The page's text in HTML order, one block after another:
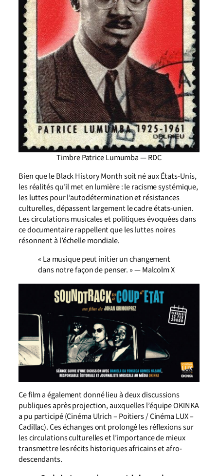
Timbre Patrice Lumumba — RDC
Bien que le Black History Month soit né aux États-Unis,
les réalités qu’il met en lumière : le racisme systémique,
les luttes pour l’autodétermination et résistances
culturelles, dépassent largement le cadre états-unien.
Les circulations musicales et politiques évoquées dans
ce documentaire rappellent que les luttes noires
résonnent à l’échelle mondiale.
« La musique peut initier un changement
dans notre façon de penser. » — Malcolm X
Ce film a également donné lieu à deux discussions
publiques après projection, auxquelles l’équipe OKINKA
a pu participé (Cinéma Ulrich – Poitiers / Cinéma LUX –
Cadillac). Ces échanges ont prolongé les réflexions sur
les circulations culturelles et l’importance de mieux
transmettre les récits historiques africains et afro-
descendants.